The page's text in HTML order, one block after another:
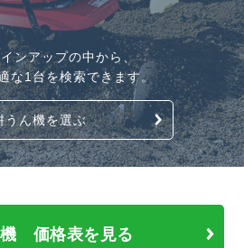
ンアップの中から、
な1台を検索できます。
うん機を選ぶ
価格表を見る